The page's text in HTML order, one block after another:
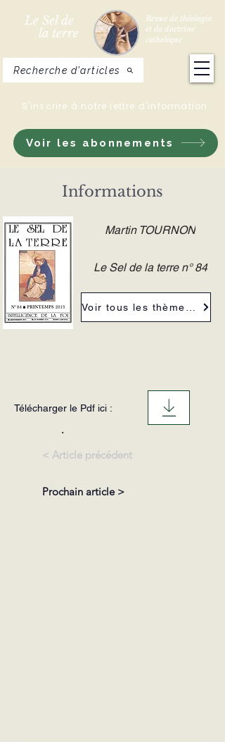
Le Sel de
la terre
Revue de théologie
et de doctrine
catholique
Voir les abonnements
S'inscrire à notre lettre d'information
Recherche d'articles
Informations
Martin TOURNON
Le Sel de la terre n° 84
Télécharger le Pdf ici :
.
< Article précédent
Prochain article >